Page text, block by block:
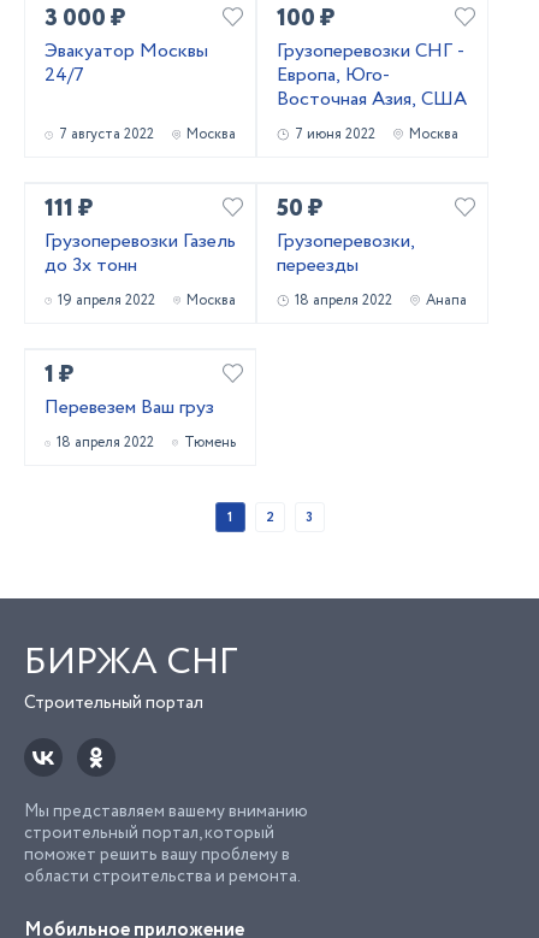
3 000 ₽
Эвакуатор Москвы
24/7
7 августа 2022 Москва
100 ₽
Грузоперевозки СНГ -
Европа, Юго-
Восточная Азия, США
7 июня 2022 Москва
111 ₽
Грузоперевозки Газель
до 3х тонн
19 апреля 2022 Москва
50 ₽
Грузоперевозки,
переезды
18 апреля 2022 Анапа
1 ₽
Перевезем Ваш груз
18 апреля 2022 Тюмень
1 2 3
БИРЖА СНГ
Строительный портал
Мы представляем вашему вниманию
строительный портал, который
поможет решить вашу проблему в
области строительства и ремонта.
Мобильное приложение